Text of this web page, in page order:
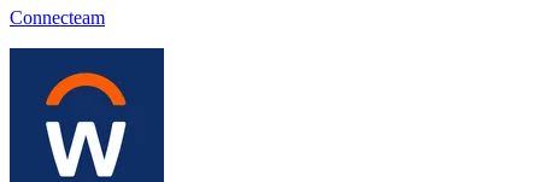
Connecteam